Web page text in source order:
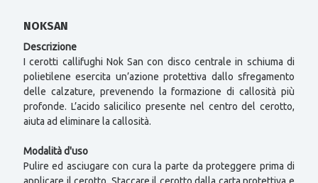
NOKSAN
Descrizione
I cerotti callifughi Nok San con disco centrale in schiuma di
polietilene esercita un’azione protettiva dallo sfregamento
delle calzature, prevenendo la formazione di callosità più
profonde. L’acido salicilico presente nel centro del cerotto,
aiuta ad eliminare la callosità.
Modalità d'uso
Pulire ed asciugare con cura la parte da proteggere prima di
applicare il cerotto. Staccare il cerotto dalla carta protettiva e